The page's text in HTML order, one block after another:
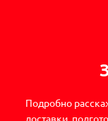
Подробно
доставки,